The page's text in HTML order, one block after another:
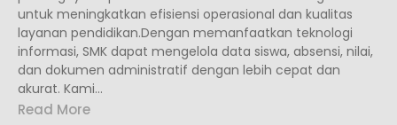
untuk meningkatkan efisiensi operasional dan kualitas
layanan pendidikan.Dengan memanfaatkan teknologi
informasi, SMK dapat mengelola data siswa, absensi, nilai,
dan dokumen administratif dengan lebih cepat dan
akurat. Kami...
Read More